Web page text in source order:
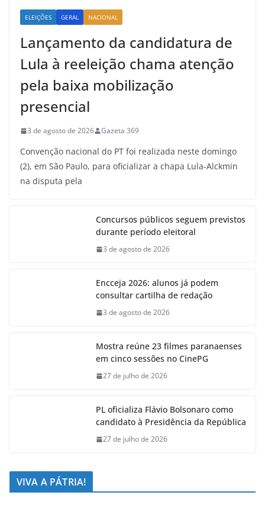
ELEIÇÕES GERAL NACIONAL
Lançamento da candidatura de
Lula à reeleição chama atenção
pela baixa mobilização
presencial
3 de agosto de 2026 Gazeta 369
Convenção nacional do PT foi realizada neste domingo
(2), em São Paulo, para oficializar a chapa Lula-Alckmin
na disputa pela
Concursos públicos seguem previstos
durante período eleitoral
3 de agosto de 2026
Encceja 2026: alunos já podem
consultar cartilha de redação
3 de agosto de 2026
Mostra reúne 23 filmes paranaenses
em cinco sessões no CinePG
27 de julho de 2026
PL oficializa Flávio Bolsonaro como
candidato à Presidência da República
27 de julho de 2026
VIVA A PÁTRIA!